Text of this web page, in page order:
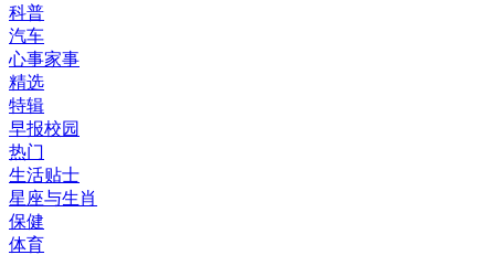
科普
汽车
心事家事
精选
特辑
早报校园
热门
生活贴士
星座与生肖
保健
体育